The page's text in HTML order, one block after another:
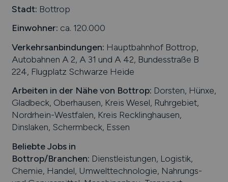
Stadt: Bottrop
Einwohner: ca. 120.000
Verkehrsanbindungen: Hauptbahnhof Bottrop,
Autobahnen A 2, A 31 und A 42, Bundesstraße B
224, Flugplatz Schwarze Heide
Arbeiten in der Nähe von Bottrop: Dorsten, Hünxe,
Gladbeck, Oberhausen, Kreis Wesel, Ruhrgebiet,
Nordrhein-Westfalen, Kreis Recklinghausen,
Dinslaken, Schermbeck, Essen
Beliebte Jobs in
Bottrop/Branchen: Dienstleistungen, Logistik,
Chemie, Handel, Umwelttechnologie, Nahrungs-